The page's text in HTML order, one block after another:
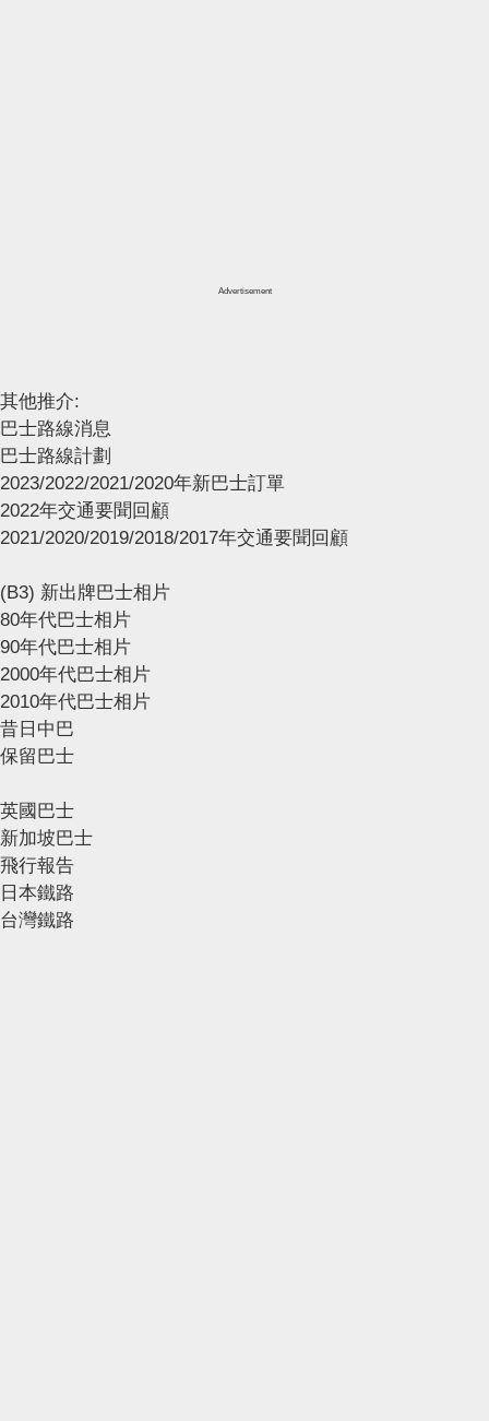
Advertisement
其他推介:
巴士路線消息
巴士路線計劃
2023/2022/2021/2020年新巴士訂單
2022年交通要聞回顧
2021/2020/2019/2018/2017年交通要聞回顧
(B3) 新出牌巴士相片
80年代巴士相片
90年代巴士相片
2000年代巴士相片
2010年代巴士相片
昔日中巴
保留巴士
英國巴士
新加坡巴士
飛行報告
日本鐵路
台灣鐵路